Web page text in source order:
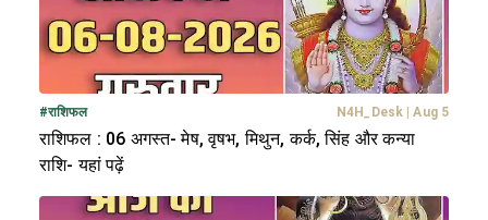
#राशिफल N4H_Desk Aug 5
राशिफल : 06 अगस्त- मेष, वृषभ, मिथुन, कर्क, सिंह और कन्या
राशि- यहां पढ़ें